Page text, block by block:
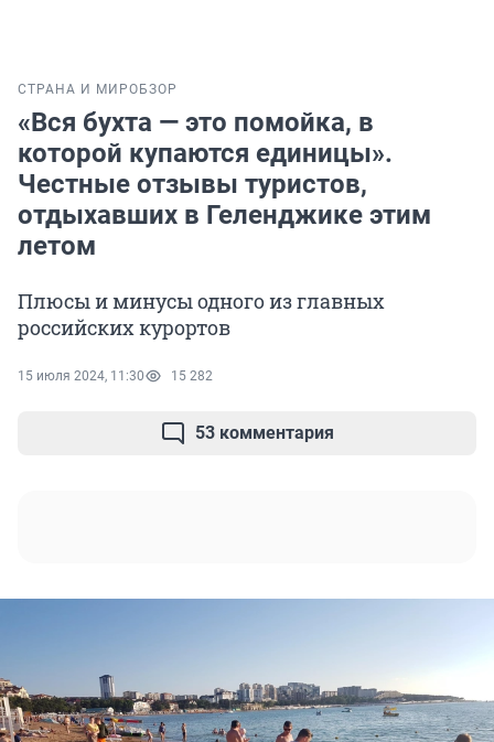
СТРАНА И МИРОБЗОР
«Вся бухта — это помойка, в
которой купаются единицы».
Честные отзывы туристов,
отдыхавших в Геленджике этим
летом
Плюсы и минусы одного из главных
российских курортов
15 июля 2024, 11:30 15 282
53 комментария